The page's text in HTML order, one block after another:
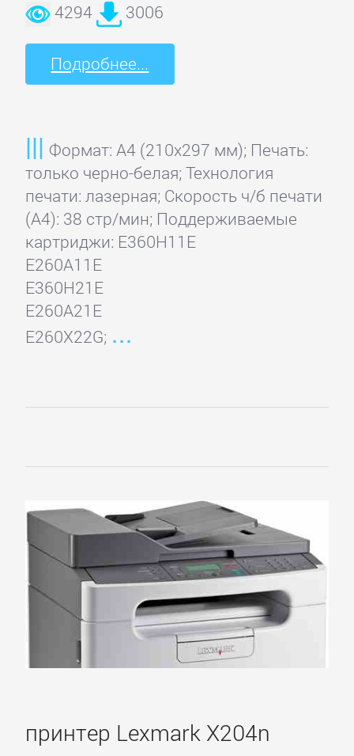
4294 3006
Подробнее...
Формат: A4 (210x297 мм); Печать:
только черно-белая; Технология
печати: лазерная; Скорость ч/б печати
(А4): 38 стр/мин; Поддерживаемые
картриджи: E360H11E
E260A11E
E360H21E
E260A21E
E260X22G;
принтер Lexmark X204n